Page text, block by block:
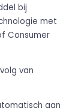
bij
met
Consumer
van
aan